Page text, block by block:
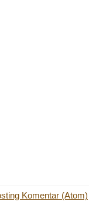
Komentar (Atom)